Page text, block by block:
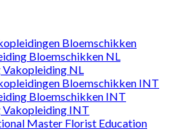
Bloemschikken
Bloemschikken NL
Vakopleiding NL
Bloemschikken INT
Bloemschikken INT
Vakopleiding INT
Master Florist Education